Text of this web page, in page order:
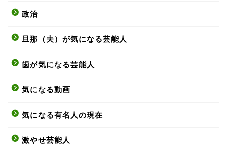
政治
旦那（夫）が気になる芸能人
歯が気になる芸能人
気になる動画
気になる有名人の現在
激やせ芸能人